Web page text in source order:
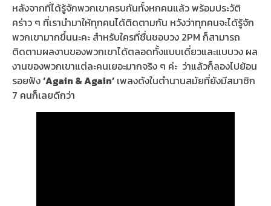
หลังจากที่ได้รู้จักพวกเขาครบกันทั้งหกคนแล้ว พร้อมประวัติ
คร่าว ๆ ที่เรานำมาให้ทุกคนได้ติดตามกัน หวังว่าทุกคนจะได้รู้จัก
พวกเขามากขึ้นนะคะ สำหรับใครที่ชื่นชอบวง 2PM ก็สามารถ
ติดตามผลงานของพวกเขาได้ตลอดทั้งแบบเดี่ยวและแบบวง ผล
งานของพวกเขาแต่ละคนเยอะมากจริง ๆ ค่ะ ว่าแล้วก็ลองไปย้อน
รอยฟัง‘Again & Again’ เพลงดังในตำนานสมัยที่ยังมีสมาชิก
7 คนก็เลยดีกว่า